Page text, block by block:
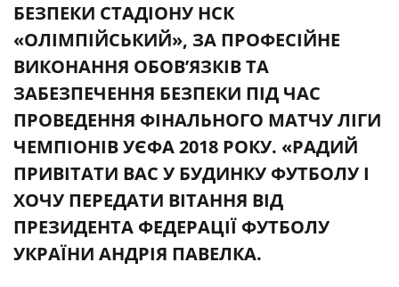
БЕЗПЕКИ СТАДІОНУ НСК
«ОЛІМПІЙСЬКИЙ», ЗА ПРОФЕСІЙНЕ
ВИКОНАННЯ ОБОВ’ЯЗКІВ ТА
ЗАБЕЗПЕЧЕННЯ БЕЗПЕКИ ПІД ЧАС
ПРОВЕДЕННЯ ФІНАЛЬНОГО МАТЧУ ЛІГИ
ЧЕМПІОНІВ УЄФА 2018 РОКУ. «РАДИЙ
ПРИВІТАТИ ВАС У БУДИНКУ ФУТБОЛУ І
ХОЧУ ПЕРЕДАТИ ВІТАННЯ ВІД
ПРЕЗИДЕНТА ФЕДЕРАЦІЇ ФУТБОЛУ
УКРАЇНИ АНДРІЯ ПАВЕЛКА.